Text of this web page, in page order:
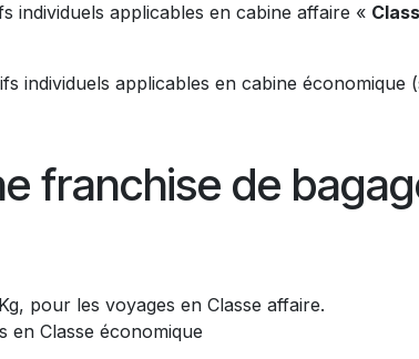
individuels applicables en cabine affaire «
individuels applicables en cabine
franchise de
pour les voyages en Classe affaire.
en Classe économique